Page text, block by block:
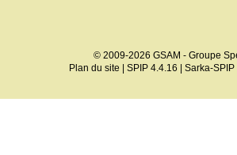
© 2009-2026 GSAM - Groupe
Plan du site | SPIP 4.4.16 | Sarka-SPIP